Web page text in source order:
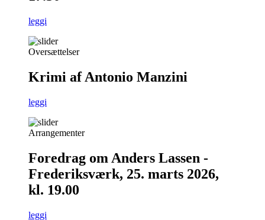
leggi
Oversættelser
Krimi af Antonio Manzini
leggi
Arrangementer
Foredrag om Anders Lassen -
Frederiksværk, 25. marts 2026,
kl. 19.00
leggi